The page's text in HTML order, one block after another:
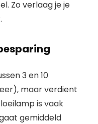
Zo verlaag je je
3 en 10
maar verdient
is vaak
gemiddeld